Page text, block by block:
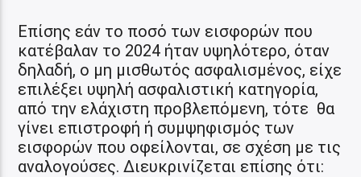
Επίσης εάν το ποσό των εισφορών που
κατέβαλαν το 2024 ήταν υψηλότερο, όταν
δηλαδή, ο μη μισθωτός ασφαλισμένος, είχε
επιλέξει υψηλή ασφαλιστική κατηγορία,
από την ελάχιστη προβλεπόμενη, τότε θα
γίνει επιστροφή ή συμψηφισμός των
εισφορών που οφείλονται, σε σχέση με τις
αναλογούσες. Διευκρινίζεται επίσης ότι: